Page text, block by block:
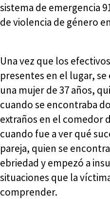
sistema de emergencia
de violencia de género
Una vez que los
presentes en el lugar,
una mujer de 37 años,
cuando se encontraba
extraños en el comedor
cuando fue a ver qué
pareja, quien se
ebriedad y empezó a
situaciones que la
comprender.